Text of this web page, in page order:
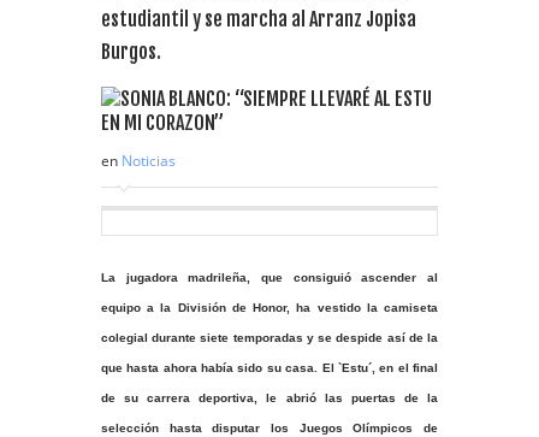
estudiantil y se marcha al Arranz Jopisa
Burgos.
en Noticias
La jugadora madrileña, que consiguió ascender al
equipo a la División de Honor, ha vestido la camiseta
colegial durante siete temporadas y se despide así de la
que hasta ahora había sido su casa. El `Estu´, en el final
de su carrera deportiva, le abrió las puertas de la
selección hasta disputar los Juegos Olímpicos de